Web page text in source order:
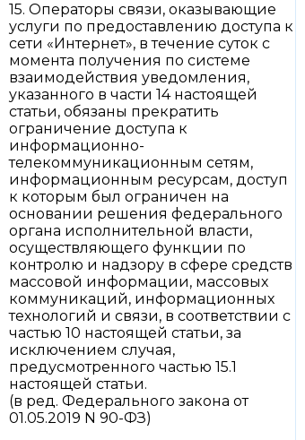
15. Операторы связи, оказывающие
услуги по предоставлению доступа к
сети «Интернет», в течение суток с
момента получения по системе
взаимодействия уведомления,
указанного в части 14 настоящей
статьи, обязаны прекратить
ограничение доступа к
информационно-
телекоммуникационным сетям,
информационным ресурсам, доступ
к которым был ограничен на
основании решения федерального
органа исполнительной власти,
осуществляющего функции по
контролю и надзору в сфере средств
массовой информации, массовых
коммуникаций, информационных
технологий и связи, в соответствии с
частью 10 настоящей статьи, за
исключением случая,
предусмотренного частью 15.1
настоящей статьи.
(в ред. Федерального закона от
01.05.2019 N 90-ФЗ)